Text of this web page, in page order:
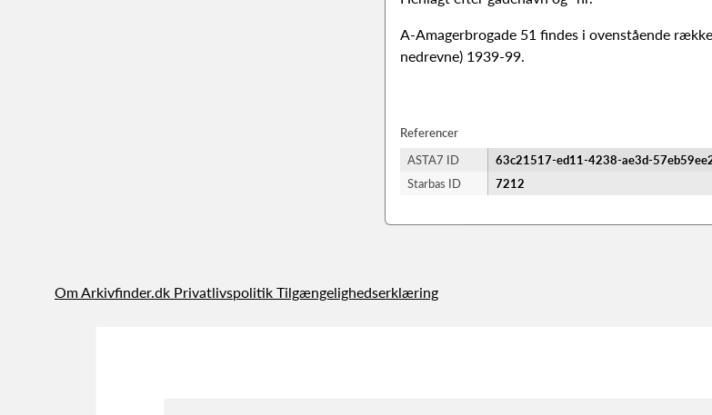
A-Amagerbrogade 51 findes i ovenstående
nedrevne) 1939-99.
Referencer
ASTA7 ID
63c21517-ed11-4238-ae3d-
Starbas ID
7212
Om Arkivfinder.dk Privatlivspolitik Tilgængelighedserklæring